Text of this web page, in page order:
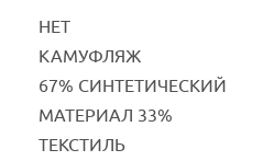
НЕТ
КАМУФЛЯЖ
67% СИНТЕТИЧЕСКИЙ
МАТЕРИАЛ 33%
ТЕКСТИЛЬ